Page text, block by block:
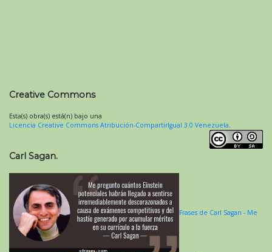
Creative Commons
Esta(s) obra(s) está(n) bajo una
Licencia Creative Commons Atribución-CompartirIgual 3.0 Venezuela.
Carl Sagan.
Frases de Carl Sagan - Me